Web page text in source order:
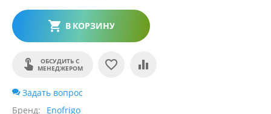
В КОРЗИНУ
ОБСУДИТЬ С
МЕНЕДЖЕРОМ
Задать вопрос
Бренд
Enofrigo